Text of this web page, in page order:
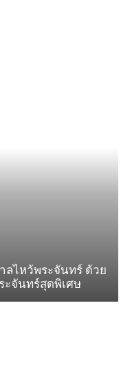
าลไหว้พระจันทร์ ด้วย
จันทร์สุดพิเศษ